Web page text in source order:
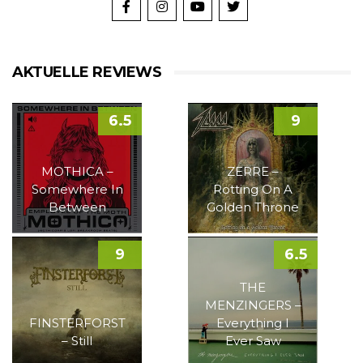
AKTUELLE REVIEWS
MOTHICA –
Somewhere In
Between
6.5
ZERRE –
Rotting On A
Golden Throne
9
FINSTERFORST
– Still
9
THE
MENZINGERS –
Everything I
Ever Saw
6.5